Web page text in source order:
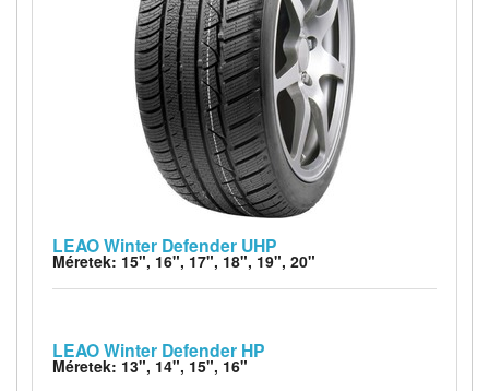
LEAO Winter Defender UHP
Méretek: 15", 16", 17", 18", 19", 20"
LEAO Winter Defender HP
Méretek: 13", 14", 15", 16"